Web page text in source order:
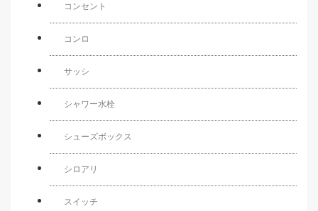
コンセント
コンロ
サッシ
シャワー水栓
シューズボックス
シロアリ
スイッチ